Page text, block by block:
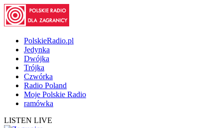
PolskieRadio.pl
Jedynka
Dwójka
Trójka
Czwórka
Radio Poland
Moje Polskie Radio
ramówka
LISTEN LIVE